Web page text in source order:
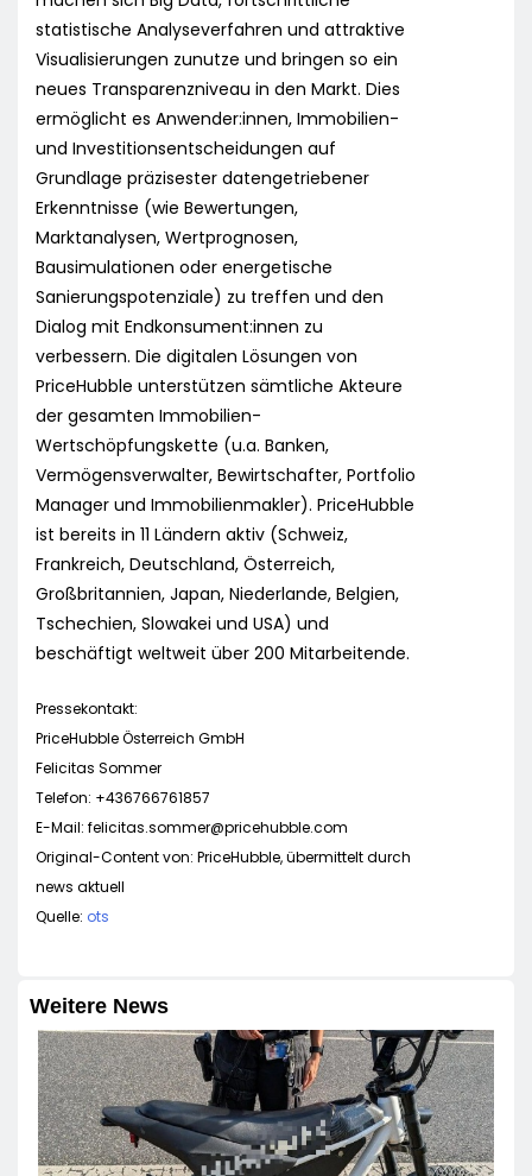
statistische Analyseverfahren und attraktive
Visualisierungen zunutze und bringen so ein
neues Transparenzniveau in den Markt. Dies
ermöglicht es Anwender:innen, Immobilien-
und Investitionsentscheidungen auf
Grundlage präzisester datengetriebener
Erkenntnisse (wie Bewertungen,
Marktanalysen, Wertprognosen,
Bausimulationen oder energetische
Sanierungspotenziale) zu treffen und den
Dialog mit Endkonsument:innen zu
verbessern. Die digitalen Lösungen von
PriceHubble unterstützen sämtliche Akteure
der gesamten Immobilien-
Wertschöpfungskette (u.a. Banken,
Vermögensverwalter, Bewirtschafter, Portfolio
Manager und Immobilienmakler). PriceHubble
ist bereits in 11 Ländern aktiv (Schweiz,
Frankreich, Deutschland, Österreich,
Großbritannien, Japan, Niederlande, Belgien,
Tschechien, Slowakei und USA) und
beschäftigt weltweit über 200 Mitarbeitende.
Pressekontakt:
PriceHubble Österreich GmbH
Felicitas Sommer
Telefon: +436766761857
E-Mail: felicitas.sommer@pricehubble.com
Original-Content von: PriceHubble, übermittelt durch
news aktuell
Quelle: ots
Weitere News